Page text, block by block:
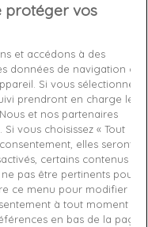
favorite_border
produit
protéger vos
et accédons à des
données de navigation ou
Si vous sélectionnez
prendront en charge les
et nos partenaires
vous choisissez « Tout
elles seront
certains contenus et
pas être pertinents pour
ce menu pour modifier
à tout moment
en bas de la page